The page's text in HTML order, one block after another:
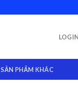
LOGIN
SẢN PHẨM KHÁC